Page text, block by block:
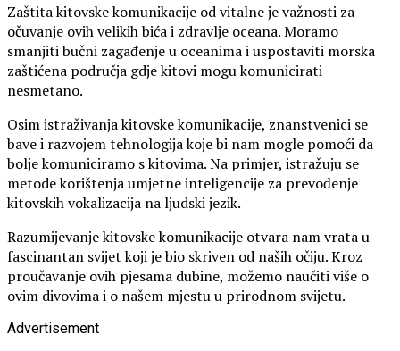
Zaštita kitovske komunikacije od vitalne je važnosti za
očuvanje ovih velikih bića i zdravlje oceana. Moramo
smanjiti bučni zagađenje u oceanima i uspostaviti morska
zaštićena područja gdje kitovi mogu komunicirati
nesmetano.
Osim istraživanja kitovske komunikacije, znanstvenici se
bave i razvojem tehnologija koje bi nam mogle pomoći da
bolje komuniciramo s kitovima. Na primjer, istražuju se
metode korištenja umjetne inteligencije za prevođenje
kitovskih vokalizacija na ljudski jezik.
Razumijevanje kitovske komunikacije otvara nam vrata u
fascinantan svijet koji je bio skriven od naših očiju. Kroz
proučavanje ovih pjesama dubine, možemo naučiti više o
ovim divovima i o našem mjestu u prirodnom svijetu.
Advertisement